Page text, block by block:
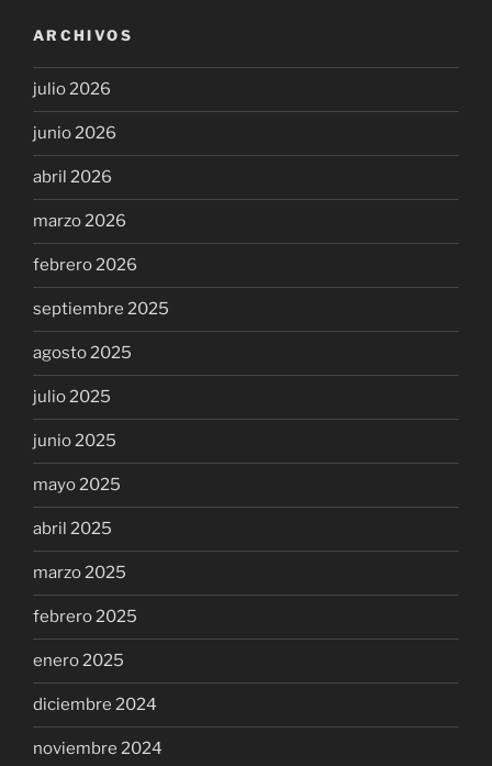
ARCHIVOS
julio 2026
junio 2026
abril 2026
marzo 2026
febrero 2026
septiembre 2025
agosto 2025
julio 2025
junio 2025
mayo 2025
abril 2025
marzo 2025
febrero 2025
enero 2025
diciembre 2024
noviembre 2024